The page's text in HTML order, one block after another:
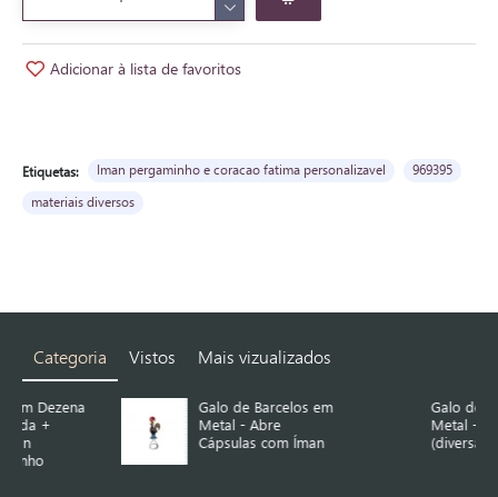
Adicionar à lista de favoritos
Etiquetas: Iman pergaminho e coracao fatima personalizavel
969395
materiais diversos
Categoria Vistos Mais vizualizados
Galo de Barcelos em
Metal - Abre
Cápsulas com Íman
Galo de Barcelos em
Metal - Íman
(diversas cores)